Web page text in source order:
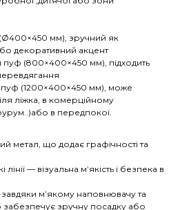
мм), зручний як
декоративний акцент
(800×400×450 мм), підходить
(1200×400×450 мм), може
ліжка, в комерційному
в передпокої.
метал, що додає графічності та
— візуальна м’якість і безпека в
м’якому наповнювачу та
забезпечує зручну посадку або